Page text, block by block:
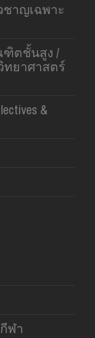
าญเฉพาะ
ตชั้นสูง /
ยาศาสตร์
&
ฬา